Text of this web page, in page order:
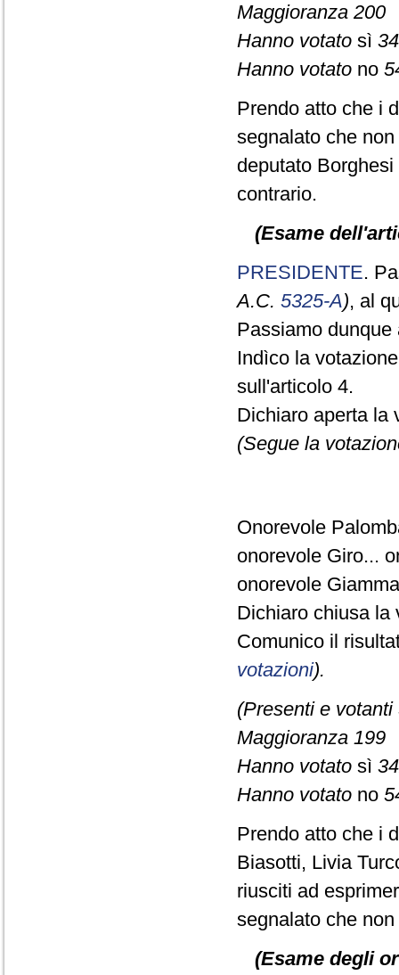
Maggioranza 200
Hanno votato sì
Hanno votato no
Prendo atto che i
segnalato che
deputato
contrario.
(Esame
PRESIDENTE.
A.C. 5325-A), al
Passiamo dunque
Indìco la
sull'articolo 4.
Dichiaro aperta la
(Segue la
Onorevole
onorevole Giro...
onorevole
Dichiaro chiusa la
Comunico il
votazioni).
(Presenti e votanti
Maggioranza 199
Hanno votato sì
Hanno votato no
Prendo atto che i
Biasotti, Livia
riusciti ad
segnalato che
(Esame degli